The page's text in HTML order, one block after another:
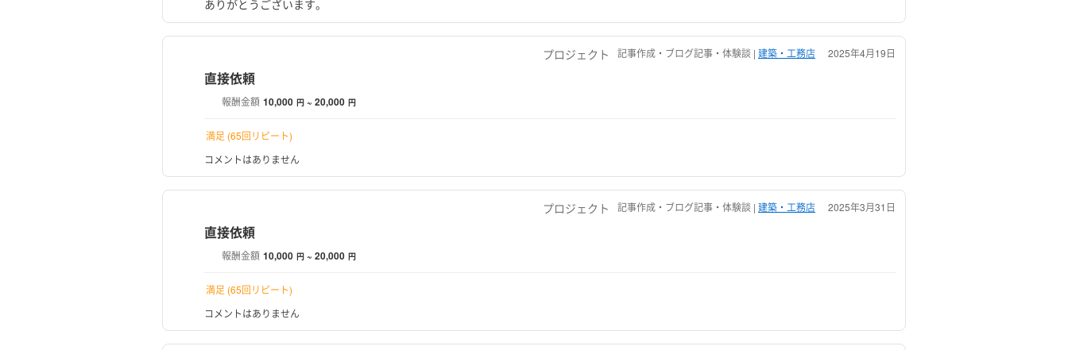
ありがとうございます。
プロジェクト 記事作成・ブログ記事・体験談 | 建築・工務店 2025年4月19日
直接依頼
報酬金額 10,000 円 ~ 20,000 円
満足 (65回リピート)
コメントはありません
プロジェクト 記事作成・ブログ記事・体験談 | 建築・工務店 2025年3月31日
直接依頼
報酬金額 10,000 円 ~ 20,000 円
満足 (65回リピート)
コメントはありません